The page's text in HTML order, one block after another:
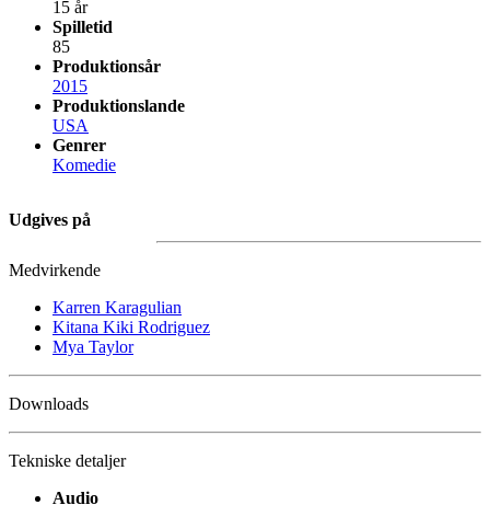
15 år
Spilletid
85
Produktionsår
2015
Produktionslande
USA
Genrer
Komedie
Udgives på
Medvirkende
Karren Karagulian
Kitana Kiki Rodriguez
Mya Taylor
Downloads
Tekniske detaljer
Audio